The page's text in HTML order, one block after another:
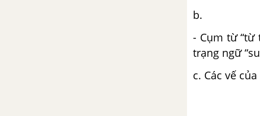
b.
- Cụm từ
trạng ngữ
c. Các vế